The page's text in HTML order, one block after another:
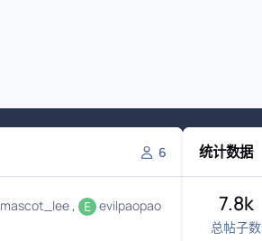
6
mascot_lee
evilpaopao
统计数据
7.8k
总帖子数